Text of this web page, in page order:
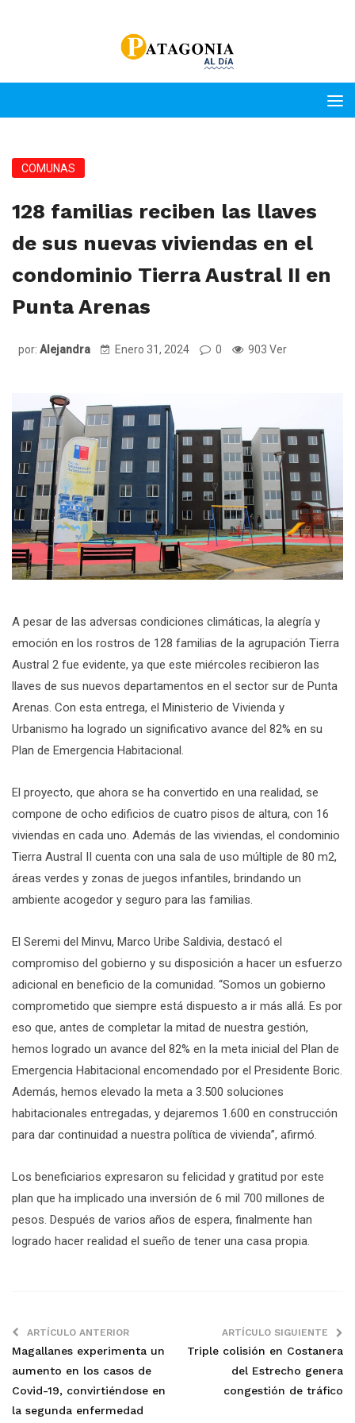
COMUNAS
128 familias reciben las llaves
de sus nuevas viviendas en el
condominio Tierra Austral II en
Punta Arenas
por: Alejandra Enero 31, 2024 0 903 Ver
A pesar de las adversas condiciones climáticas, la alegría y
emoción en los rostros de 128 familias de la agrupación Tierra
Austral 2 fue evidente, ya que este miércoles recibieron las
llaves de sus nuevos departamentos en el sector sur de Punta
Arenas. Con esta entrega, el Ministerio de Vivienda y
Urbanismo ha logrado un significativo avance del 82% en su
Plan de Emergencia Habitacional.
El proyecto, que ahora se ha convertido en una realidad, se
compone de ocho edificios de cuatro pisos de altura, con 16
viviendas en cada uno. Además de las viviendas, el condominio
Tierra Austral II cuenta con una sala de uso múltiple de 80 m2,
áreas verdes y zonas de juegos infantiles, brindando un
ambiente acogedor y seguro para las familias.
El Seremi del Minvu, Marco Uribe Saldivia, destacó el
compromiso del gobierno y su disposición a hacer un esfuerzo
adicional en beneficio de la comunidad. “Somos un gobierno
comprometido que siempre está dispuesto a ir más allá. Es por
eso que, antes de completar la mitad de nuestra gestión,
hemos logrado un avance del 82% en la meta inicial del Plan de
Emergencia Habitacional encomendado por el Presidente Boric.
Además, hemos elevado la meta a 3.500 soluciones
habitacionales entregadas, y dejaremos 1.600 en construcción
para dar continuidad a nuestra política de vivienda”, afirmó.
Los beneficiarios expresaron su felicidad y gratitud por este
plan que ha implicado una inversión de 6 mil 700 millones de
pesos. Después de varios años de espera, finalmente han
logrado hacer realidad el sueño de tener una casa propia.
ARTÍCULO ANTERIOR
Magallanes experimenta un
aumento en los casos de
Covid-19, convirtiéndose en
la segunda enfermedad
ARTÍCULO SIGUIENTE
Triple colisión en Costanera
del Estrecho genera
congestión de tráfico